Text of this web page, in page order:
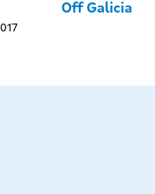
Off Galicia